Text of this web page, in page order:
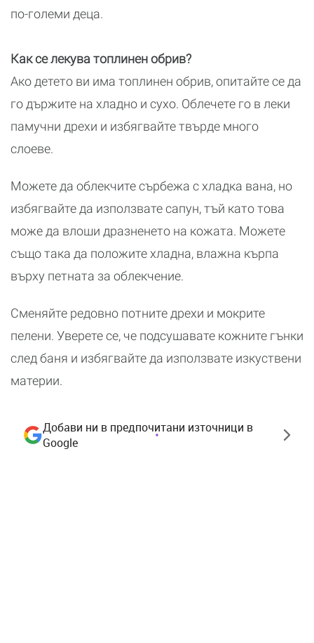
по-големи деца.
Как се лекува топлинен обрив?
Ако детето ви има топлинен обрив, опитайте се да
го държите на хладно и сухо. Облечете го в леки
памучни дрехи и избягвайте твърде много
слоеве.
Можете да облекчите сърбежа с хладка вана, но
избягвайте да използвате сапун, тъй като това
може да влоши дразненето на кожата. Можете
също така да положите хладна, влажна кърпа
върху петната за облекчение.
Сменяйте редовно потните дрехи и мокрите
пелени. Уверете се, че подсушавате кожните гънки
след баня и избягвайте да използвате изкуствени
материи.
Добави ни в предпочитани източници в
Google